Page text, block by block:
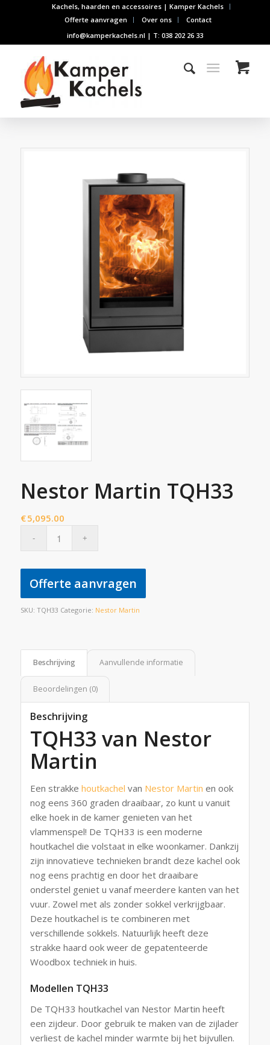
Kachels, haarden en accessoires | Kamper Kachels
Offerte aanvragen
Over ons
Contact
info@kamperkachels.nl | T: 038 202 26 33
Nestor Martin TQH33
€5,095.00
Offerte aanvragen
SKU: TQH33 Categorie: Nestor Martin
Beschrijving Aanvullende informatie
Beoordelingen (0)
Beschrijving
TQH33 van Nestor
Martin
Een strakke houtkachel van Nestor Martin en ook
nog eens 360 graden draaibaar, zo kunt u vanuit
elke hoek in de kamer genieten van het
vlammenspel! De TQH33 is een moderne
houtkachel die volstaat in elke woonkamer. Dankzij
zijn innovatieve technieken brandt deze kachel ook
nog eens prachtig en door het draaibare
onderstel geniet u vanaf meerdere kanten van het
vuur. Zowel met als zonder sokkel verkrijgbaar.
Deze houtkachel is te combineren met
verschillende sokkels. Natuurlijk heeft deze
strakke haard ook weer de gepatenteerde
Woodbox techniek in huis.
Modellen TQH33
De TQH33 houtkachel van Nestor Martin heeft
een zijdeur. Door gebruik te maken van de zijlader
verliest de kachel minder warmte bij het bijvullen.